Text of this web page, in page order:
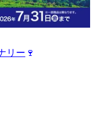
リー 🍷